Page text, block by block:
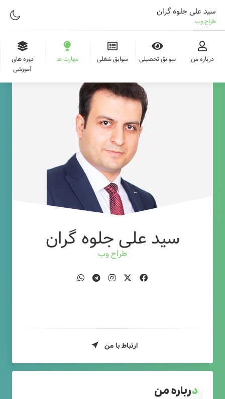
سید علی جلوه گران
طراح وب
درباره من سوابق تحصیلی سوابق شغلی مهارت ها
دوره های
آموزشی
سید علی جلوه گران
طراح وب
ارتباط با من
درباره من